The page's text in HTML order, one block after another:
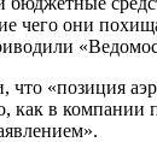
чего они
«позиция
как в компании